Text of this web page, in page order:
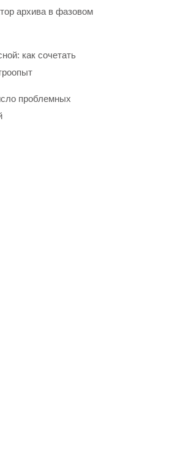
архива в фазовом
как сочетать
проблемных